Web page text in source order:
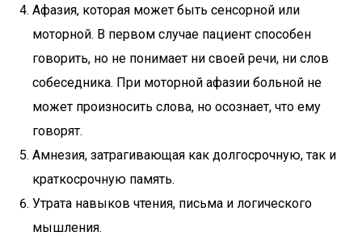
Афазия, которая может быть сенсорной или
моторной. В первом случае пациент способен
говорить, но не понимает ни своей речи, ни слов
собеседника. При моторной афазии больной не
может произносить слова, но осознает, что ему
говорят.
Амнезия, затрагивающая как долгосрочную, так и
краткосрочную память.
Утрата навыков чтения, письма и логического
мышления.